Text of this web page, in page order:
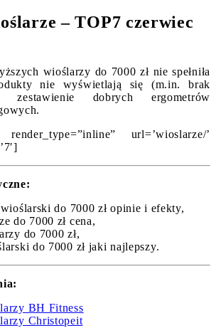
– TOP7 czerwiec
wioślarzy do 7000 zł nie spełniła
nie wyświetlają się (m.in. brak
zestawienie dobrych ergometrów
render_type=”inline” url=’wioslarze/’
do 7000 zł opinie i efekty,
do 7000 zł cena,
do 7000 zł,
do 7000 zł jaki najlepszy.
BH Fitness
Christopeit